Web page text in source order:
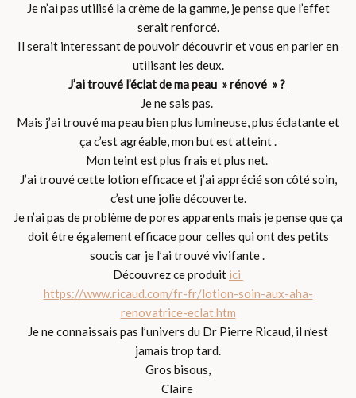
Je n’ai pas utilisé la crème de la gamme, je pense que l’effet
serait renforcé.
Il serait interessant de pouvoir découvrir et vous en parler en
utilisant les deux.
J’ai trouvé l’éclat de ma peau » rénové » ?
Je ne sais pas.
Mais j’ai trouvé ma peau bien plus lumineuse, plus éclatante et
ça c’est agréable, mon but est atteint .
Mon teint est plus frais et plus net.
J’ai trouvé cette lotion efficace et j’ai apprécié son côté soin,
c’est une jolie découverte.
Je n’ai pas de problème de pores apparents mais je pense que ça
doit être également efficace pour celles qui ont des petits
soucis car je l’ai trouvé vivifante .
Découvrez ce produit ici
https://www.ricaud.com/fr-fr/lotion-soin-aux-aha-
renovatrice-eclat.htm
Je ne connaissais pas l’univers du Dr Pierre Ricaud, il n’est
jamais trop tard.
Gros bisous,
Claire